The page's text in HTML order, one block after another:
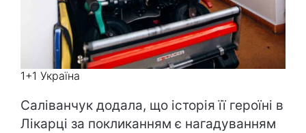
1+1 Україна
Саліванчук додала, що історія її героїні в
Лікарці за покликанням є нагадуванням